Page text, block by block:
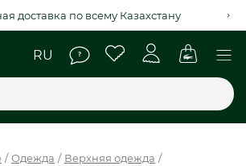
на 4 месяца через Kaspi Red+
Одежда
Верхняя одежда